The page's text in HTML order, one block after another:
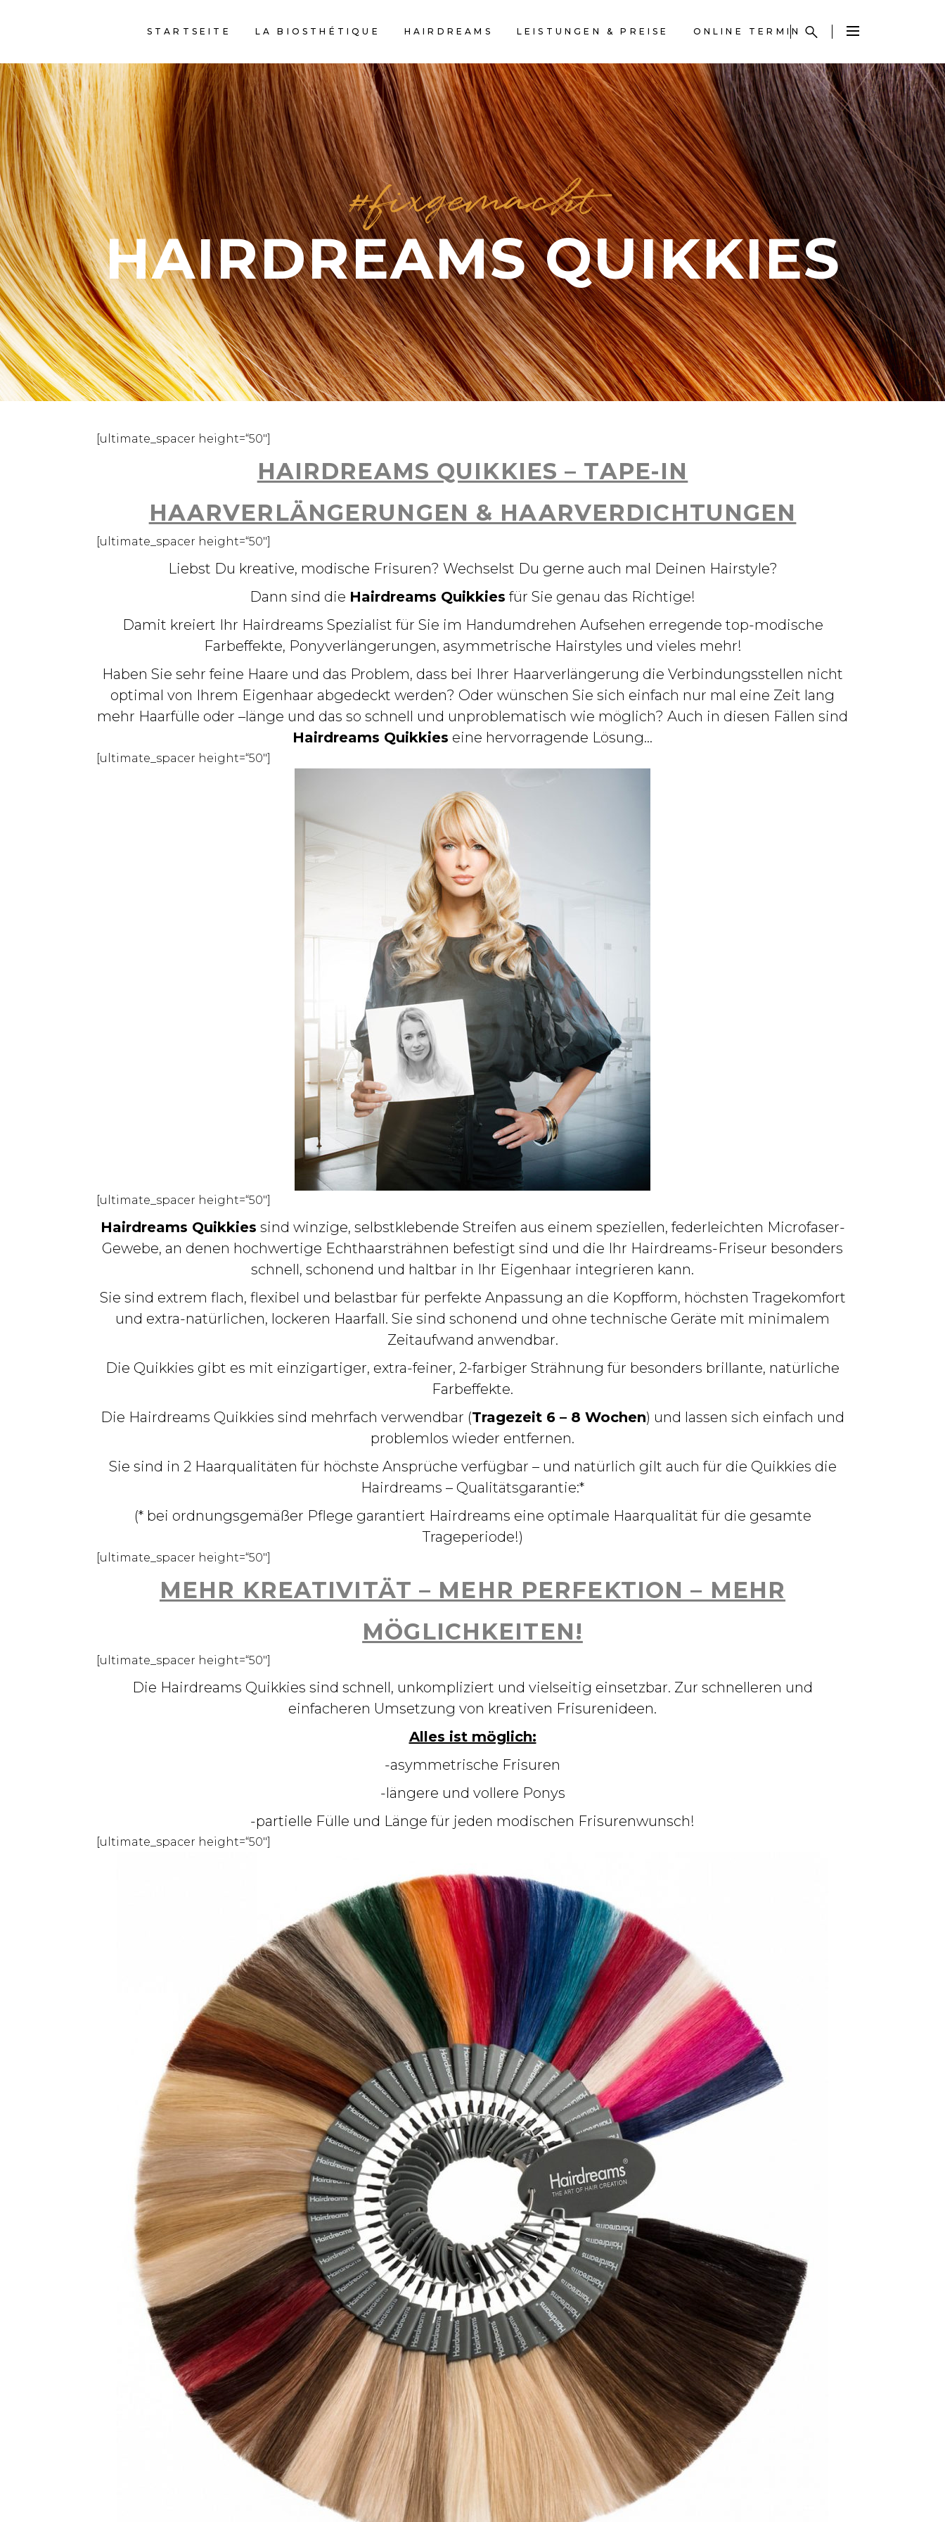
STARTSEITE LA BIOSTHÉTIQUE HAIRDREAMS LEISTUNGEN & PREISE ONLINE TERMIN
#fixgemacht
HAIRDREAMS QUIKKIES
[ultimate_spacer height=“50″]
HAIRDREAMS QUIKKIES – TAPE-IN
HAARVERLÄNGERUNGEN & HAARVERDICHTUNGEN
[ultimate_spacer height=“50″]
Liebst Du kreative, modische Frisuren? Wechselst Du gerne auch mal Deinen Hairstyle?
Dann sind die Hairdreams Quikkies für Sie genau das Richtige!
Damit kreiert Ihr Hairdreams Spezialist für Sie im Handumdrehen Aufsehen erregende top-modische
Farbeffekte, Ponyverlängerungen, asymmetrische Hairstyles und vieles mehr!
Haben Sie sehr feine Haare und das Problem, dass bei Ihrer Haarverlängerung die Verbindungsstellen nicht
optimal von Ihrem Eigenhaar abgedeckt werden? Oder wünschen Sie sich einfach nur mal eine Zeit lang
mehr Haarfülle oder –länge und das so schnell und unproblematisch wie möglich? Auch in diesen Fällen sind
Hairdreams Quikkies eine hervorragende Lösung…
[ultimate_spacer height=“50″]
[ultimate_spacer height=“50″]
Hairdreams Quikkies sind winzige, selbstklebende Streifen aus einem speziellen, federleichten Microfaser-
Gewebe, an denen hochwertige Echthaarsträhnen befestigt sind und die Ihr Hairdreams-Friseur besonders
schnell, schonend und haltbar in Ihr Eigenhaar integrieren kann.
Sie sind extrem flach, flexibel und belastbar für perfekte Anpassung an die Kopfform, höchsten Tragekomfort
und extra-natürlichen, lockeren Haarfall. Sie sind schonend und ohne technische Geräte mit minimalem
Zeitaufwand anwendbar.
Die Quikkies gibt es mit einzigartiger, extra-feiner, 2-farbiger Strähnung für besonders brillante, natürliche
Farbeffekte.
Die Hairdreams Quikkies sind mehrfach verwendbar (Tragezeit 6 – 8 Wochen) und lassen sich einfach und
problemlos wieder entfernen.
Sie sind in 2 Haarqualitäten für höchste Ansprüche verfügbar – und natürlich gilt auch für die Quikkies die
Hairdreams – Qualitätsgarantie:*
(* bei ordnungsgemäßer Pflege garantiert Hairdreams eine optimale Haarqualität für die gesamte
Trageperiode!)
[ultimate_spacer height=“50″]
MEHR KREATIVITÄT – MEHR PERFEKTION – MEHR
MÖGLICHKEITEN!
[ultimate_spacer height=“50″]
Die Hairdreams Quikkies sind schnell, unkompliziert und vielseitig einsetzbar. Zur schnelleren und
einfacheren Umsetzung von kreativen Frisurenideen.
Alles ist möglich:
-asymmetrische Frisuren
-längere und vollere Ponys
-partielle Fülle und Länge für jeden modischen Frisurenwunsch!
[ultimate_spacer height=“50″]